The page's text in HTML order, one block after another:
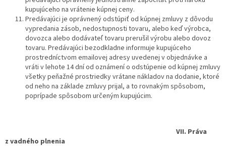
kupujúceho na vrátenie kúpnej ceny.
Predávajúci je oprávnený odstúpiť od kúpnej zmluvy z dôvodu
vypredania zásob, nedostupnosti tovaru, alebo keď výrobca,
dovozca alebo dodávateľ tovaru prerušil výrobu alebo dovoz
tovaru. Predávajúci bezodkladne informuje kupujúceho
prostredníctvom emailovej adresy uvedenej v objednávke a
vráti v lehote 14 dní od oznámení o odstúpenie od kúpnej zmluvy
všetky peňažné prostriedky vrátane nákladov na dodanie, ktoré
od neho na základe zmluvy prijal, a to rovnakým spôsobom,
poprípade spôsobom určeným kupujúcim.
VII. Práva
z vadného plnenia